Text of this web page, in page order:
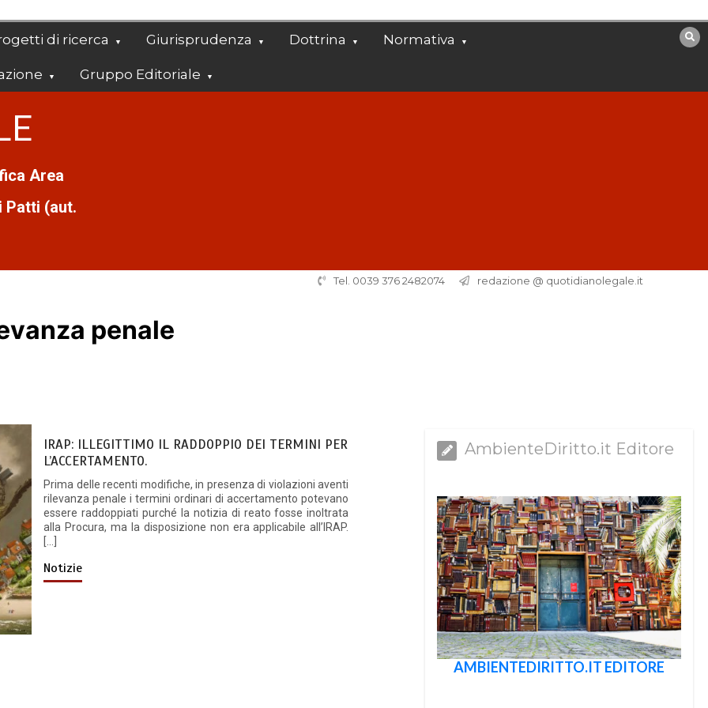
di ricerca Giurisprudenza Dottrina Normativa
Gruppo Editoriale
Area
Patti (aut.
Tel. 0039 376 2482074 redazione @ quotidianolegale.it
penale
IRAP: ILLEGITTIMO IL RADDOPPIO DEI TERMINI PER
L’ACCERTAMENTO.
Prima delle recenti modifiche, in presenza di violazioni aventi
rilevanza penale i termini ordinari di accertamento potevano
essere raddoppiati purché la notizia di reato fosse inoltrata
alla Procura, ma la disposizione non era applicabile all’IRAP.
[…]
Notizie
AmbienteDiritto.it Editore
AMBIENTEDIRITTO.IT EDITORE